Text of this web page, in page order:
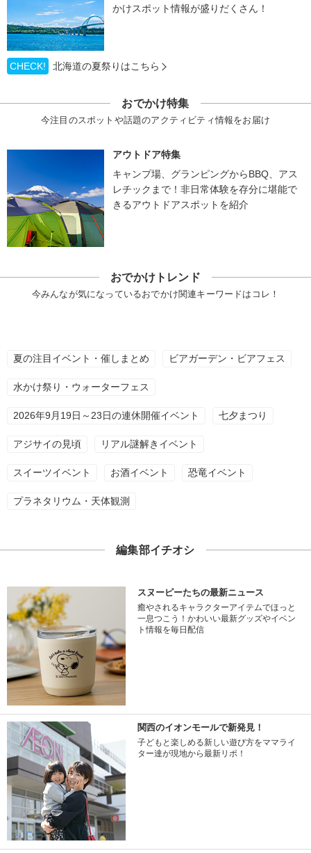
かけスポット情報が盛りだくさん！
CHECK! 北海道の夏祭りはこちら
おでかけ特集
今注目のスポットや話題のアクティビティ情報をお届け
アウトドア特集
キャンプ場、グランピングからBBQ、アス
レチックまで！非日常体験を存分に堪能で
きるアウトドアスポットを紹介
おでかけトレンド
今みんなが気になっているおでかけ関連キーワードはコレ！
夏の注目イベント・催しまとめ ビアガーデン・ビアフェス
水かけ祭り・ウォーターフェス
2026年9月19日～23日の連休開催イベント 七夕まつり
アジサイの見頃 リアル謎解きイベント
スイーツイベント お酒イベント 恐竜イベント
プラネタリウム・天体観測
編集部イチオシ
スヌーピーたちの最新ニュース
癒やされるキャラクターアイテムでほっと
一息つこう！かわいい最新グッズやイベン
ト情報を毎日配信
関西のイオンモールで新発見！
子どもと楽しめる新しい遊び方をママライ
ター達が現地から最新リポ！